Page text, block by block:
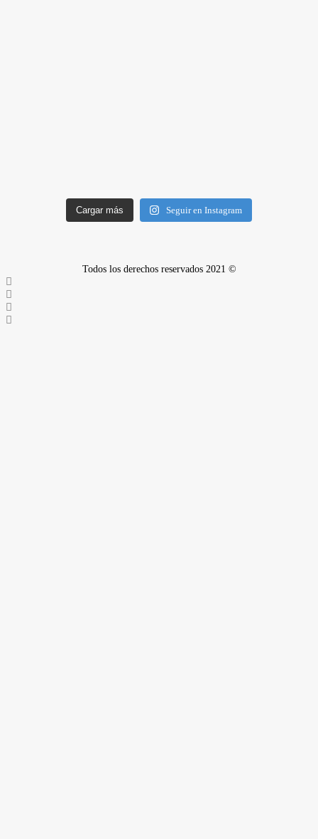
Cargar más Seguir en Instagram
Todos los derechos reservados 2021 ©